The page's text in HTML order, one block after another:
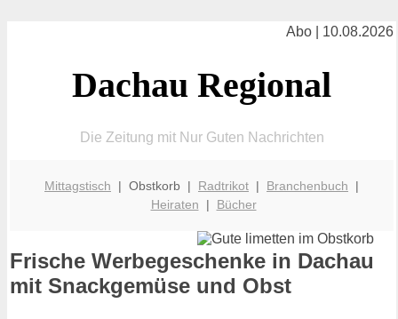
Abo | 10.08.2026
Dachau Regional
Die Zeitung mit Nur Guten Nachrichten
Mittagstisch | Obstkorb | Radtrikot | Branchenbuch |
Heiraten | Bücher
Frische Werbegeschenke in Dachau
mit Snackgemüse und Obst